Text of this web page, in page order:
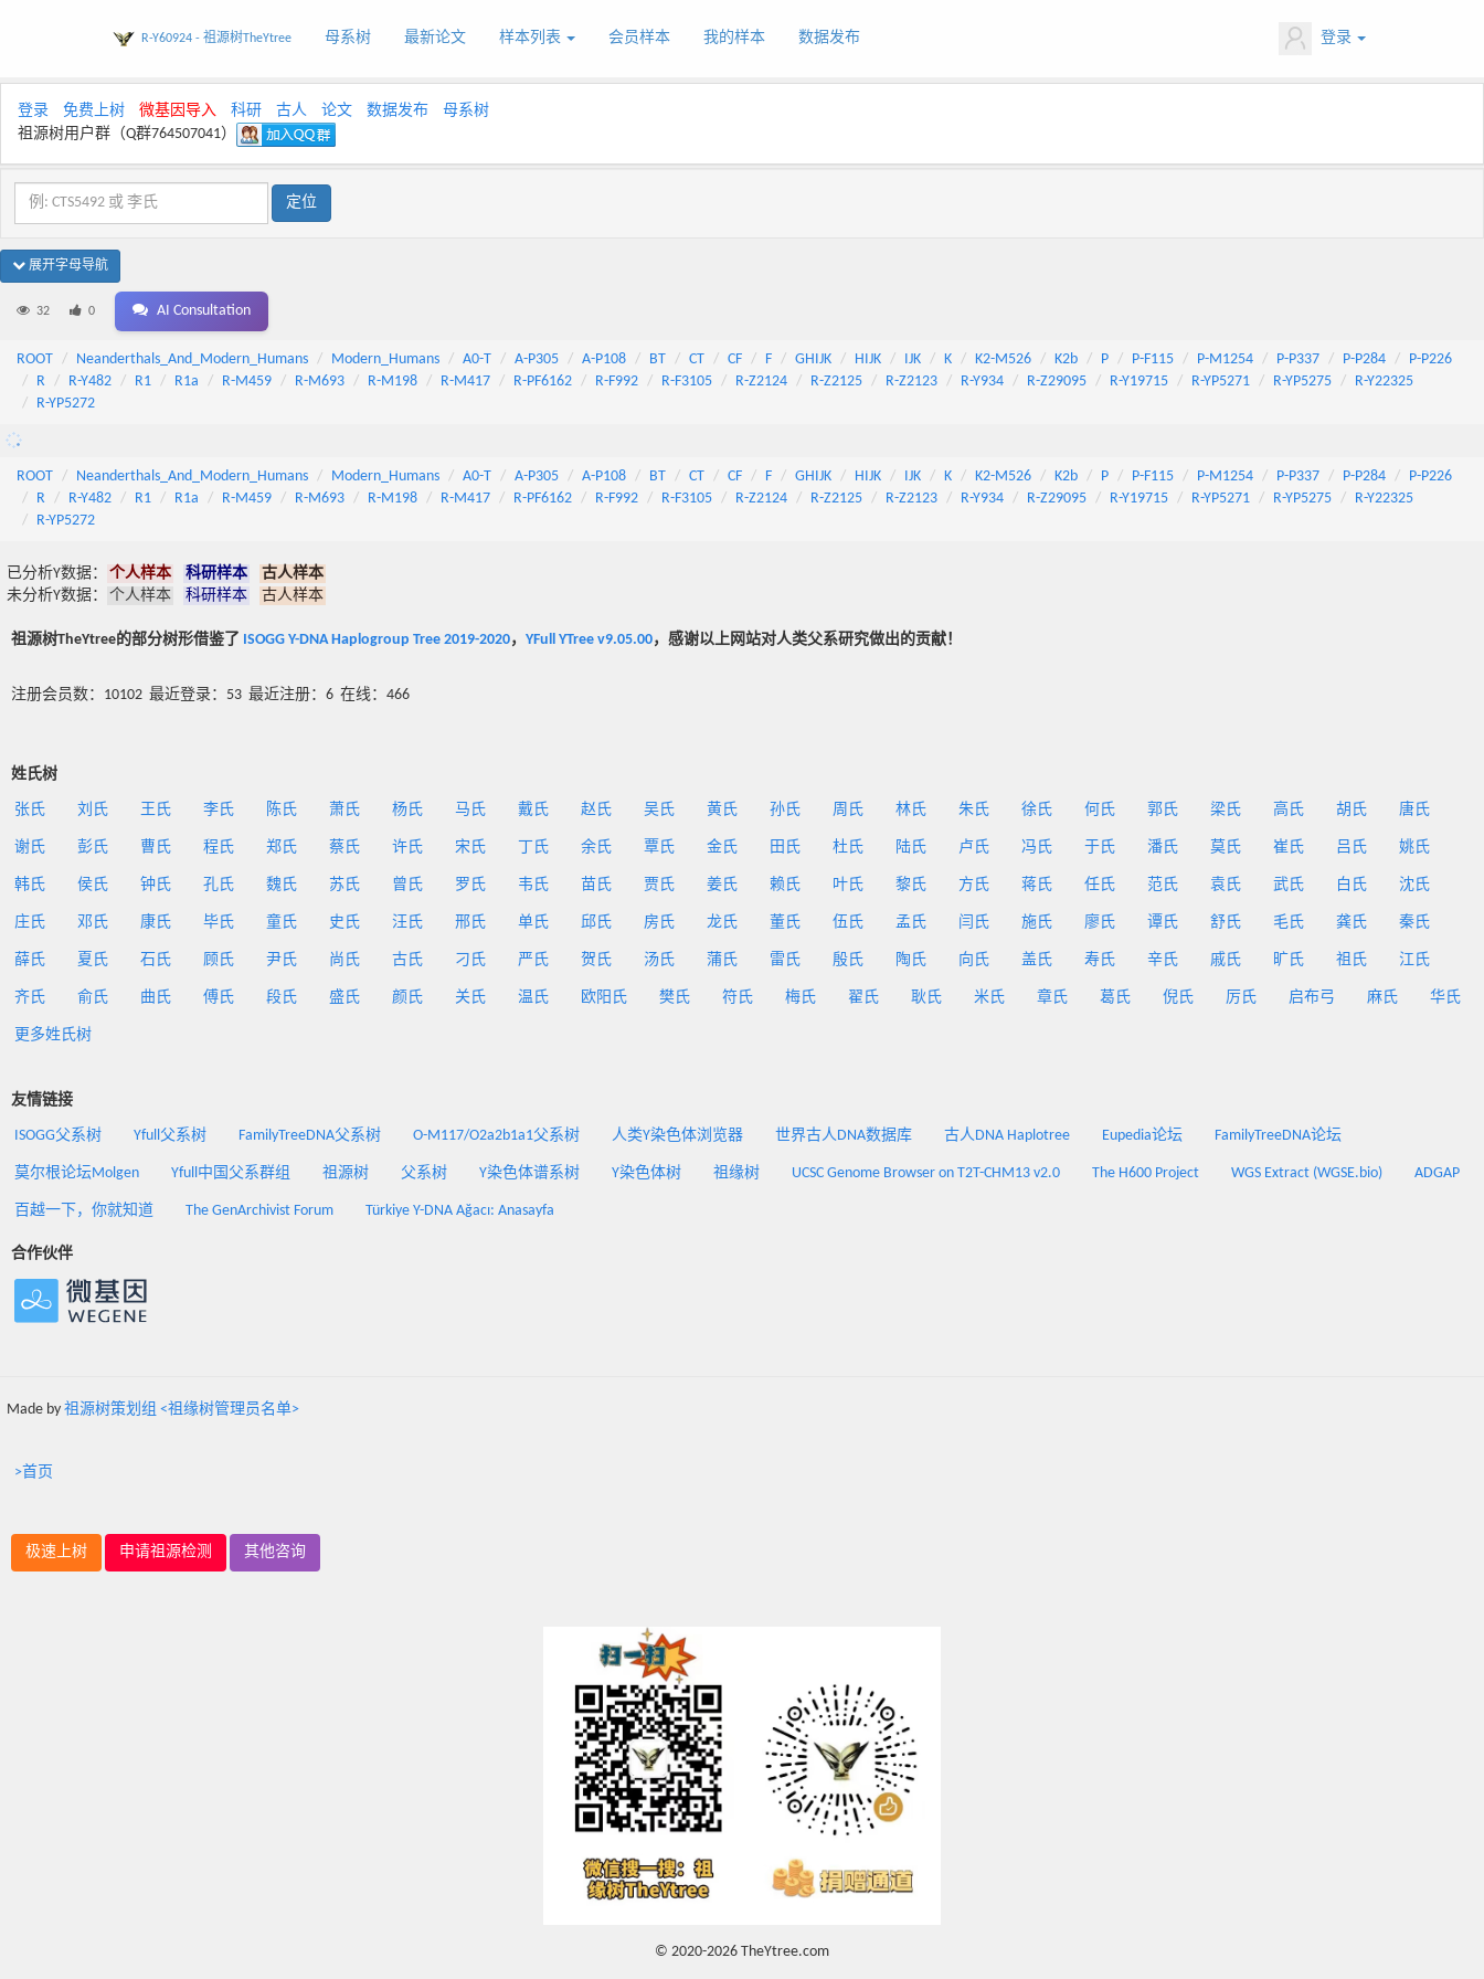
R-Y60924 - 祖源树TheYtree 母系树 最新论文 样本列表 会员样本 我的样本 数据发布 登录
登录 免费上树 微基因导入 科研 古人 论文 数据发布
母系树
祖源树用户群（Q群764507041）
展开字母导航
32 0 AI Consultation
ROOT Neanderthals_And_Modern_Humans Modern_Humans A0-T A-P305 A-P108 BT CT CF F GHIJK HIJK IJK K K2-M526 K2b P P-F115 P-M1254 P-P337 P-P284
P-P226
R
R-Y482 R1 R1a R-M459 R-M693 R-M198 R-M417 R-PF6162 R-F992 R-F3105 R-Z2124 R-Z2125 R-Z2123 R-Y934 R-Z29095 R-Y19715 R-YP5271 R-YP5275
R-Y22325
R-YP5272
ROOT Neanderthals_And_Modern_Humans Modern_Humans A0-T A-P305 A-P108 BT CT CF F GHIJK HIJK IJK K K2-M526 K2b P P-F115 P-M1254 P-P337 P-P284
P-P226
R
R-Y482 R1 R1a R-M459 R-M693 R-M198 R-M417 R-PF6162 R-F992 R-F3105 R-Z2124 R-Z2125 R-Z2123 R-Y934 R-Z29095 R-Y19715 R-YP5271 R-YP5275
R-Y22325
R-YP5272
已分析Y数据： 个人样本 科研样本
古人样本
未分析Y数据：
个人样本 科研样本 古人样本
祖源树TheYtree的部分树形借鉴了 ISOGG Y-DNA Haplogroup Tree 2019-2020， YFull YTree v9.05.00，感谢以上网站对人类父系研究做出的贡献！
注册会员数：10102 最近登录：53 最近注册：6 在线：466
姓氏树
张氏 刘氏 王氏 李氏 陈氏 萧氏 杨氏 马氏 戴氏 赵氏 吴氏 黄氏 孙氏 周氏 林氏 朱氏 徐氏 何氏 郭氏 梁氏 高氏 胡氏 唐氏
谢氏 彭氏 曹氏 程氏 郑氏 蔡氏 许氏 宋氏 丁氏 余氏 覃氏 金氏 田氏 杜氏 陆氏 卢氏 冯氏 于氏 潘氏 莫氏 崔氏 吕氏 姚氏
韩氏 侯氏 钟氏 孔氏 魏氏 苏氏 曾氏 罗氏 韦氏 苗氏 贾氏 姜氏 赖氏 叶氏 黎氏 方氏 蒋氏 任氏 范氏 袁氏 武氏 白氏 沈氏
庄氏 邓氏 康氏 毕氏 童氏 史氏 汪氏 邢氏 单氏 邱氏 房氏 龙氏 董氏 伍氏 孟氏 闫氏 施氏 廖氏 谭氏 舒氏 毛氏 龚氏 秦氏
薛氏 夏氏 石氏 顾氏 尹氏 尚氏 古氏 刁氏 严氏 贺氏 汤氏 蒲氏 雷氏 殷氏 陶氏 向氏 盖氏 寿氏 辛氏 戚氏 旷氏 祖氏 江氏
齐氏 俞氏 曲氏 傅氏 段氏 盛氏 颜氏 关氏 温氏 欧阳氏 樊氏 符氏 梅氏 翟氏 耿氏 米氏 章氏 葛氏 倪氏 厉氏 启布弓 麻氏 华氏
更多姓氏树
友情链接
ISOGG父系树 Yfull父系树 FamilyTreeDNA父系树 O-M117/O2a2b1a1父系树 人类Y染色体浏览器 世界古人DNA数据库 古人DNA Haplotree Eupedia论坛 FamilyTreeDNA论坛
莫尔根论坛Molgen Yfull中国父系群组 祖源树 父系树 Y染色体谱系树 Y染色体树 祖缘树 UCSC Genome Browser on T2T-CHM13 v2.0 The H600 Project WGS Extract (WGSE.bio) ADGAP
百越一下，你就知道 The GenArchivist Forum Türkiye Y-DNA Ağacı: Anasayfa
合作伙伴
Made by 祖源树策划组 <祖缘树管理员名单>
>首页
极速上树 申请祖源检测 其他咨询
© 2020-2026 TheYtree.com